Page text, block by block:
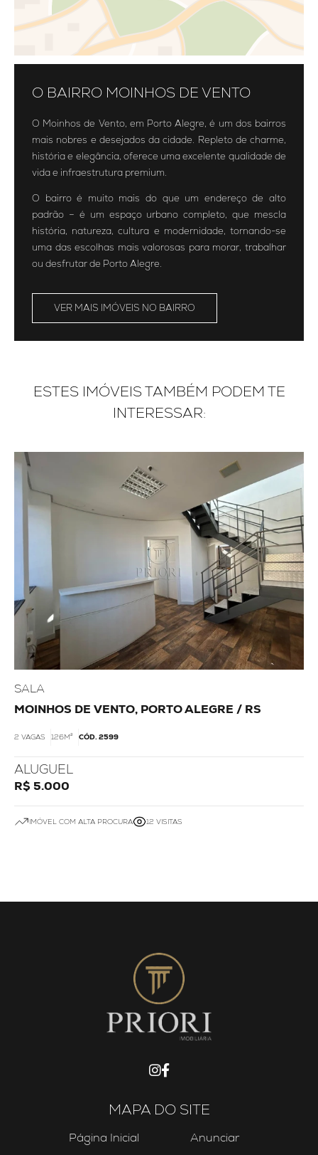
O BAIRRO MOINHOS DE VENTO
O Moinhos de Vento, em Porto Alegre, é um dos bairros
mais nobres e desejados da cidade. Repleto de charme,
história e elegância, oferece uma excelente qualidade de
vida e infraestrutura premium.
O bairro é muito mais do que um endereço de alto
padrão – é um espaço urbano completo, que mescla
história, natureza, cultura e modernidade, tornando-se
uma das escolhas mais valorosas para morar, trabalhar
ou desfrutar de Porto Alegre.
VER MAIS IMÓVEIS NO BAIRRO
ESTES IMÓVEIS TAMBÉM PODEM TE
INTERESSAR:
SALA
MOINHOS DE VENTO, PORTO ALEGRE / RS
2 VAGAS 126M² CÓD. 2599
ALUGUEL
R$ 5.000
IMÓVEL COM ALTA PROCURA 12 VISITAS
MAPA DO SITE
Página Inicial
Anunciar